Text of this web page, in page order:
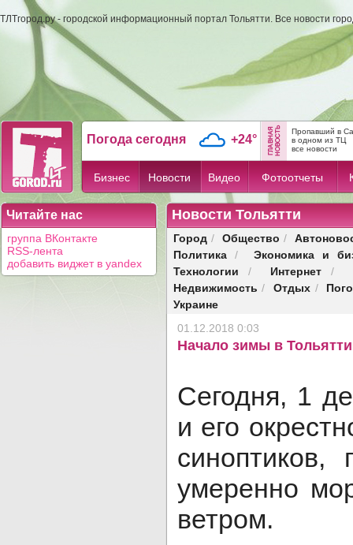
ТЛТгород.ру - городской информационный портал Тольятти. Все новости
Погода сегодня +24°
Пропавший в
в одном из ТЦ
все новости
Бизнес Новости Видео Фотоотчеты
Читайте нас
группа ВКонтакте
RSS-лента
добавить виджет в yandex
Новости Тольятти
Город / Общество /
Политика /
Экономика и
Технологии / Интернет/
Недвижимость / Отдых /
Украине
01.12.2018 0:03
Начало зимы в
Сегодня, 1
и его
синоптиков,
умеренно
ветром.